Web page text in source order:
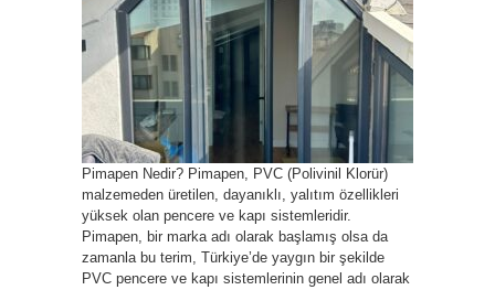
Pimapen Nedir? Pimapen, PVC (Polivinil Klorür)
malzemeden üretilen, dayanıklı, yalıtım özellikleri
yüksek olan pencere ve kapı sistemleridir.
Pimapen, bir marka adı olarak başlamış olsa da
zamanla bu terim, Türkiye’de yaygın bir şekilde
PVC pencere ve kapı sistemlerinin genel adı olarak